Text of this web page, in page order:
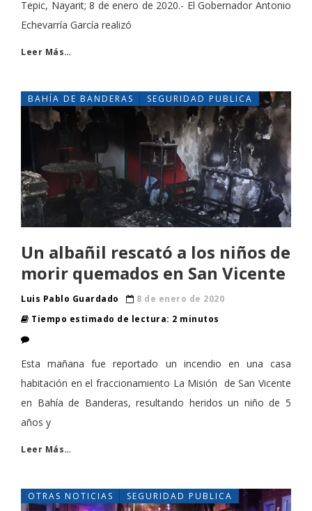
Tepic, Nayarit; 8 de enero de 2020.- El Gobernador Antonio
Echevarría García realizó
Leer Más…
BAHÍA DE BANDERAS SEGURIDAD PUBLICA
Un albañil rescató a los niños de
morir quemados en San Vicente
Luis Pablo Guardado
8 de enero de 2020
Tiempo estimado de lectura: 2 minutos
Esta mañana fue reportado un incendio en una casa
habitación en el fraccionamiento La Misión de San Vicente
en Bahía de Banderas, resultando heridos un niño de 5
años y
Leer Más…
OTRAS NOTICIAS SEGURIDAD PUBLICA